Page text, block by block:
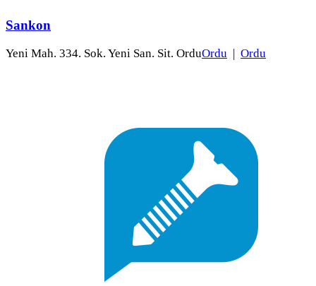
Sankon
Yeni Mah. 334. Sok. Yeni San. Sit. OrduOrdu | Ordu